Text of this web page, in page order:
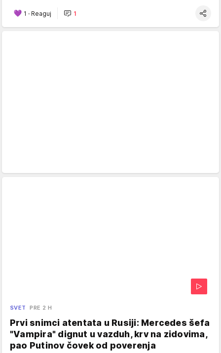
1 · Reaguj 1
SVET PRE 2 H
Prvi snimci atentata u Rusiji: Mercedes šefa
"Vampira" dignut u vazduh, krv na zidovima,
pao Putinov čovek od poverenja